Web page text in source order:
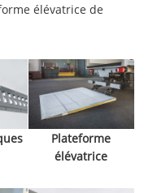
élévatrice de
Plateforme
élévatrice